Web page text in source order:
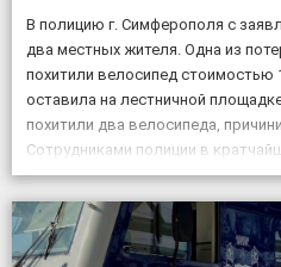
В полицию г. Симферополя с
два местных жителя. Одна из
похитили велосипед стоимостью
оставила на лестничной
похитили два велосипеда,
Сотрудниками полиции в
совершении данных